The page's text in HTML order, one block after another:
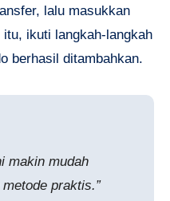
lalu masukkan
ikuti langkah-langkah
berhasil ditambahkan.
makin mudah
praktis.”